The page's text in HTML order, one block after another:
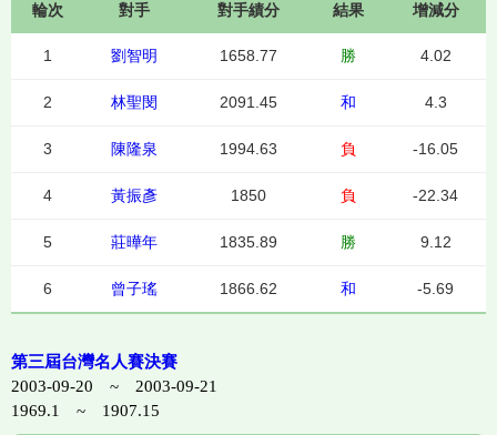
輪次 對手 對手績分 結果 增減分
1 劉智明 1658.77 勝 4.02
2 林聖閔 2091.45 和 4.3
3 陳隆泉 1994.63 負 -16.05
4 黃振彥 1850 負 -22.34
5 莊曄年 1835.89 勝 9.12
6 曾子瑤 1866.62 和 -5.69
第三屆台灣名人賽決賽
2003-09-20 ~ 2003-09-21
1969.1 ~ 1907.15